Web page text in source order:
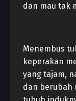
dan mau tak
Menembus
keperakan
yang tajam,
dan berubah